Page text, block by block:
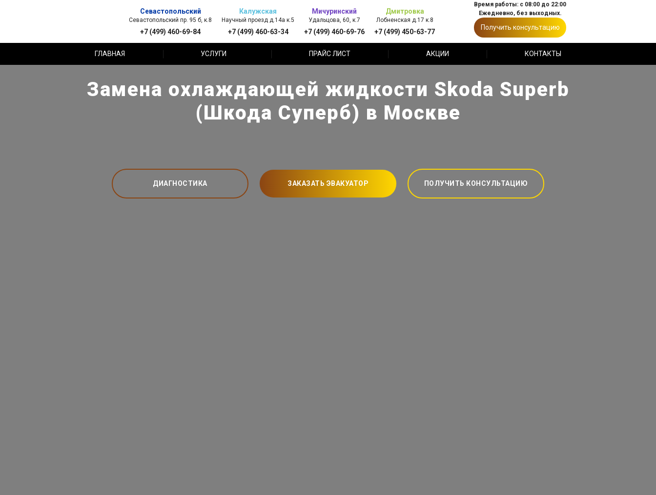
Севастопольский
Севастопольский пр. 95 б, к.8
+7 (499) 460-69-84
Калужская
Научный проезд д.14а к.5
+7 (499) 460-63-34
Мичуринский
Удальцова, 60, к.7
+7 (499) 460-69-76
Дмитровка
Лобненская д.17 к.8
+7 (499) 450-63-77
Время работы: с 08:00 до 22:00
Ежедневно, без выходных.
Получить консультацию
ГЛАВНАЯ УСЛУГИ ПРАЙС ЛИСТ АКЦИИ КОНТАКТЫ
Замена охлаждающей жидкости Skoda Superb
(Шкода Суперб) в Москве
ДИАГНОСТИКА ЗАКАЗАТЬ ЭВАКУАТОР ПОЛУЧИТЬ КОНСУЛЬТАЦИЮ